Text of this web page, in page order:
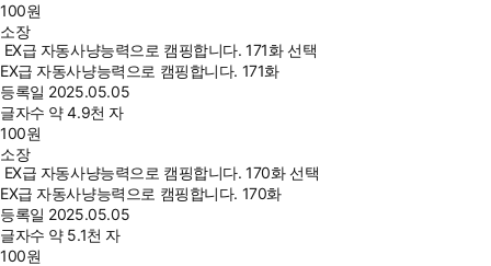
100원
소장
EX급 자동사냥능력으로 캠핑합니다. 171화 선택
EX급 자동사냥능력으로 캠핑합니다. 171화
등록일 2025.05.05
글자수 약 4.9천 자
100원
소장
EX급 자동사냥능력으로 캠핑합니다. 170화 선택
EX급 자동사냥능력으로 캠핑합니다. 170화
등록일 2025.05.05
글자수 약 5.1천 자
100원